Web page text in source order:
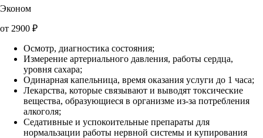
Эконом
от 2900 ₽
Осмотр, диагностика состояния;
Измерение артериального давления, работы сердца,
уровня сахара;
Одинарная капельница, время оказания услуги до 1 часа;
Лекарства, которые связывают и выводят токсические
вещества, образующиеся в организме из-за потребления
алкоголя;
Седативные и успокоительные препараты для
нормальзации работы нервной системы и купирования